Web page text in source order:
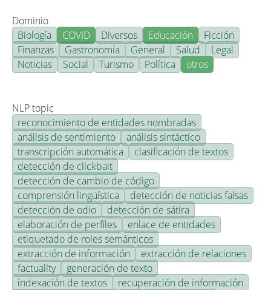
Dominio
Biología
COVID Diversos Educación
Ficción
Finanzas
Gastronomía General Salud
Legal
Noticias
Social Turismo Política otros
NLP topic
reconocimiento de entidades nombradas
análisis de sentimiento
análisis sintáctico
transcripción automática
clasificación de textos
detección de clickbait
detección de cambio de código
comprensión lingüística
detección de noticias falsas
detección de odio
detección de sátira
elaboración de perfiles
enlace de entidades
etiquetado de roles semánticos
extracción de información
extracción de relaciones
factuality
generación de texto
indexación de textos
recuperación de información